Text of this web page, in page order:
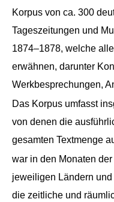
Korpus von ca. 300
Tageszeitungen und
1874–1878, welche
erwähnen, darunter
Werkbesprechungen,
Das Korpus umfasst
von denen die
gesamten Textmenge
war in den Monaten
jeweiligen Ländern
die zeitliche und